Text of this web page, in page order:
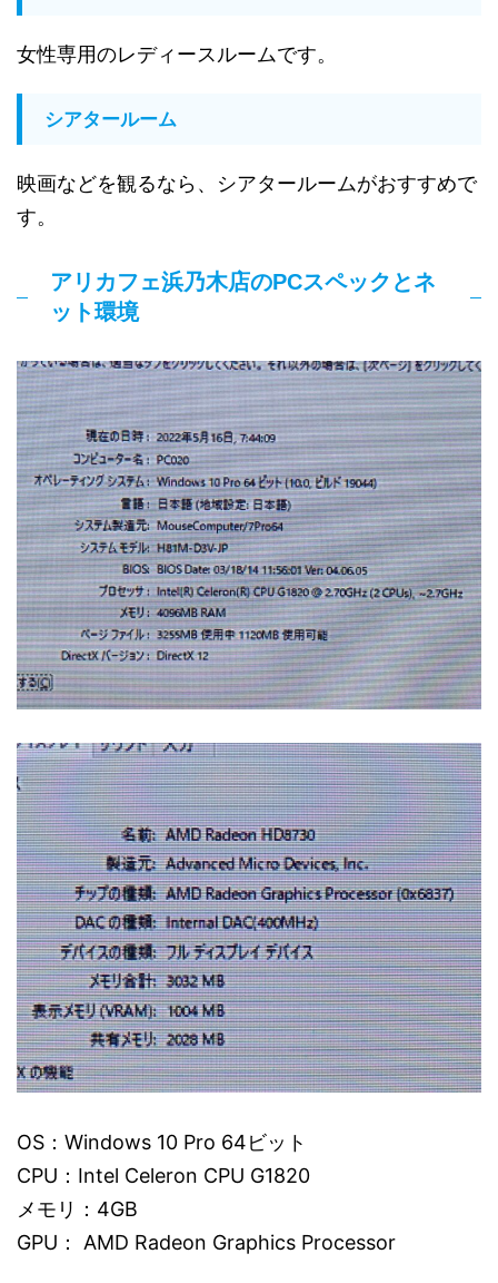
女性専用のレディースルームです。
シアタールーム
映画などを観るなら、シアタールームがおすすめで
す。
アリカフェ浜乃木店のPCスペックとネ
ット環境
OS：Windows 10 Pro 64ビット
CPU：Intel Celeron CPU G1820
メモリ：4GB
GPU： AMD Radeon Graphics Processor